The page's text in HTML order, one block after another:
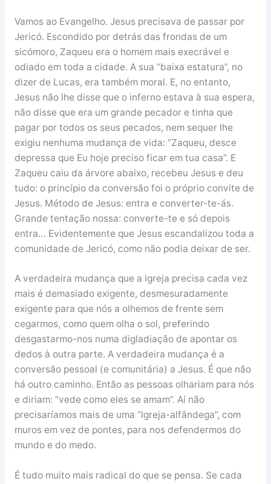
Vamos ao Evangelho. Jesus precisava de passar por
Jericó. Escondido por detrás das frondas de um
sicómoro, Zaqueu era o homem mais execrável e
odiado em toda a cidade. A sua “baixa estatura”, no
dizer de Lucas, era também moral. E, no entanto,
Jesus não lhe disse que o inferno estava à sua espera,
não disse que era um grande pecador e tinha que
pagar por todos os seus pecados, nem sequer lhe
exigiu nenhuma mudança de vida: “Zaqueu, desce
depressa que Eu hoje preciso ficar em tua casa”. E
Zaqueu caiu da árvore abaixo, recebeu Jesus e deu
tudo: o princípio da conversão foi o próprio convite de
Jesus. Método de Jesus: entra e converter-te-ás.
Grande tentação nossa: converte-te e só depois
entra… Evidentemente que Jesus escandalizou toda a
comunidade de Jericó, como não podia deixar de ser.
A verdadeira mudança que a Igreja precisa cada vez
mais é demasiado exigente, desmesuradamente
exigente para que nós a olhemos de frente sem
cegarmos, como quem olha o sol, preferindo
desgastarmo-nos numa digladiação de apontar os
dedos à outra parte. A verdadeira mudança é a
conversão pessoal (e comunitária) a Jesus. É que não
há outro caminho. Então as pessoas olhariam para nós
e diriam: “vede como eles se amam”. Aí não
precisaríamos mais de uma “Igreja-alfândega”, com
muros em vez de pontes, para nos defendermos do
mundo e do medo.
É tudo muito mais radical do que se pensa. Se cada